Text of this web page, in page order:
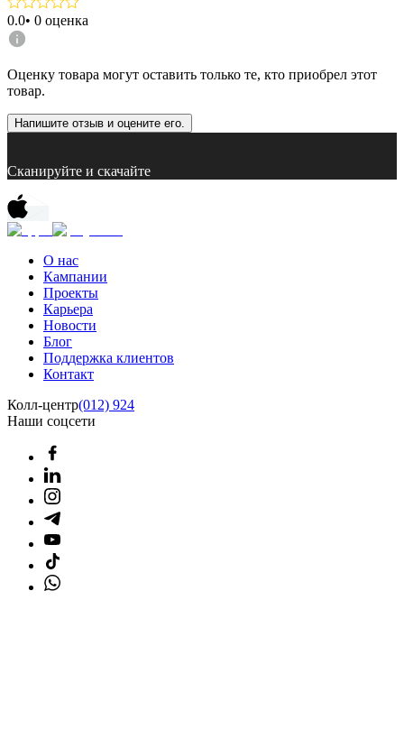
0.0• 0 оценка
Оценку товара могут оставить только те, кто приобрел этот
товар.
Напишите отзыв и оцените его.
Сканируйте и скачайте
О нас
Кампании
Проекты
Карьера
Новости
Блог
Поддержка клиентов
Контакт
Колл-центр(012) 924
Наши соцсети